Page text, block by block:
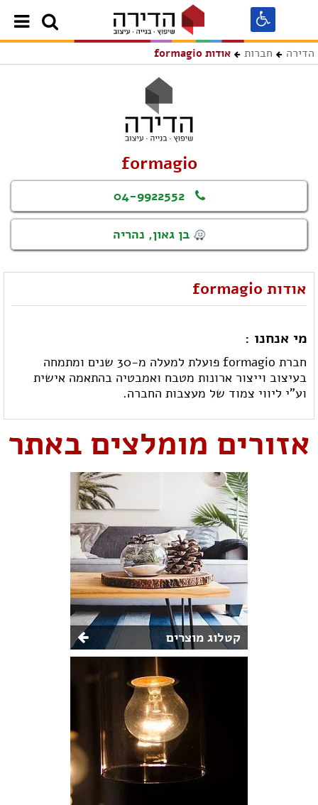
הדירה חברות אודות formagio
formagio
04-9922552
בן גאון, נהריה
אודות formagio
מי אנחנו :
חברת formagio פועלת למעלה מ-30 שנים ומתמחה
בעיצוב וייצור ארונות מטבח ואמבטיה בהתאמה אישית
וע"י ליווי צמוד של מעצבות החברה.
אזורים מומלצים באתר
קטלוג מוצרים